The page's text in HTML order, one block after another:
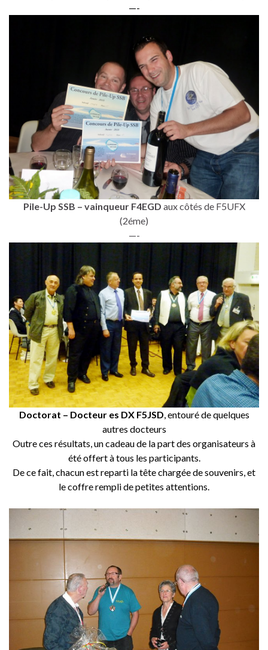
—-
Pile-Up SSB – vainqueur F4EGD aux côtés de F5UFX
(2éme)
—-
Doctorat – Docteur es DX F5JSD, entouré de quelques
autres docteurs
Outre ces résultats, un cadeau de la part des organisateurs à
été offert à tous les participants.
De ce fait, chacun est reparti la tête chargée de souvenirs, et
le coffre rempli de petites attentions.